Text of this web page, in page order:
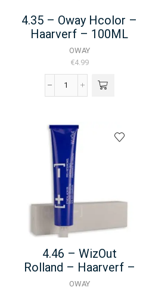
4.35 – Oway Hcolor –
Haarverf – 100ML
OWAY
€4.99
4.35
Hcolor
Haarverf
-
100ML
aantal
4.46 – WizOut
Rolland – Haarverf –
100ML
OWAY